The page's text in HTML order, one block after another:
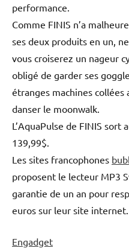
performance.
Comme FINIS n’a
ses deux produits en un,
vous croiserez un nageur
obligé de garder ses
étranges machines
danser le moonwalk.
L’AquaPulse de FINIS sort
139,99$.
Les sites francophones
proposent le lecteur MP3
garantie de un an pour
euros sur leur site internet.
Engadget